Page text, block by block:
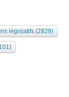
législatifs (2829)